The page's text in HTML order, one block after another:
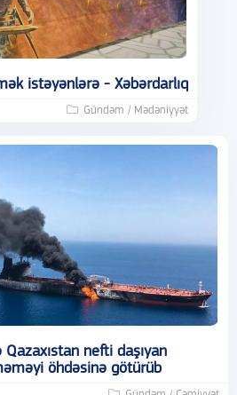
istəyənlərə - Xəbərdarlıq
Gündəm / Mədəniyyət
nefti daşıyan
öhdəsinə götürüb